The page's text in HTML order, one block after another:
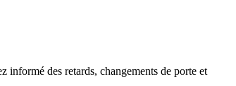
informé des retards, changements de porte et